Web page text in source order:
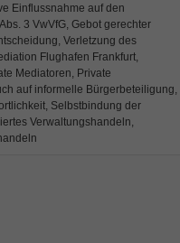
Einflussnahme auf den
3 VwVfG, Gebot gerechter
Verletzung des
Flughafen Frankfurt,
Mediatoren, Private
auf informelle Bürgerbeteiligung,
Selbstbindung der
Verwaltungshandeln,